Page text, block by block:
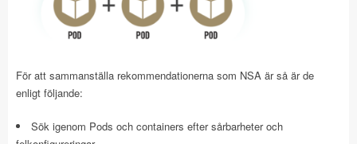
För att sammanställa rekommendationerna som NSA är så är de
enligt följande:
Sök igenom Pods och containers efter sårbarheter och